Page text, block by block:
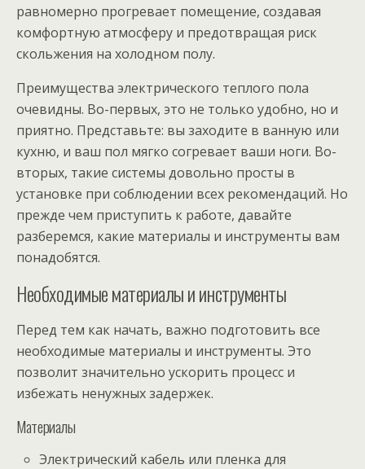
равномерно прогревает помещение, создавая
комфортную атмосферу и предотвращая риск
скольжения на холодном полу.
Преимущества электрического теплого пола
очевидны. Во-первых, это не только удобно, но и
приятно. Представьте: вы заходите в ванную или
кухню, и ваш пол мягко согревает ваши ноги. Во-
вторых, такие системы довольно просты в
установке при соблюдении всех рекомендаций. Но
прежде чем приступить к работе, давайте
разберемся, какие материалы и инструменты вам
понадобятся.
Необходимые материалы и инструменты
Перед тем как начать, важно подготовить все
необходимые материалы и инструменты. Это
позволит значительно ускорить процесс и
избежать ненужных задержек.
Материалы
Электрический кабель или пленка для